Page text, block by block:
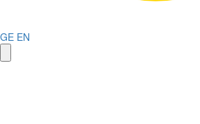
GE EN